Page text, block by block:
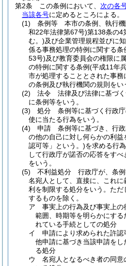
第2条
この条例において、 次の各
当該各号に定めるところによる。
(1)
条例等 本市の条例、執行機
和22年法律第67号)第138条の4
む。)及び企業管理規程並びに
係る事務処理の特例に関する条
53号)及び教育委員会の権限に
の特例に関する条例(平成11年
市が処理することとされた事
の条例及び執行機関の規則をい
(2)
法令 法律及び法律に基づ
に条例等をいう。
(3)
処分 条例等に基づく行政
使に当たる行為をいう。
(4)
申請 条例等に基づき、行政
の他の自己に対し何らかの利益
認可等」という。)を求める行
して行政庁が諾否の応答をす
をいう。
(5)
不利益処分 行政庁が、条例
名宛人として、直接に、これ
利を制限する処分をいう。 ただ
するものを除く。
ア
事実上の行為及び事実上
範囲、時期等を明らかにする
れている手続としての処分
イ
申請により求められた許
他申請に基づき当該申請を
る処分
ウ
名宛人となるべき者の同